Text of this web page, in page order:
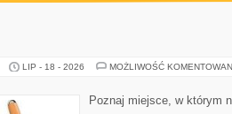
LIP - 18 - 2026 MOŻLIWOŚĆ
Poznaj miejsce, w którym